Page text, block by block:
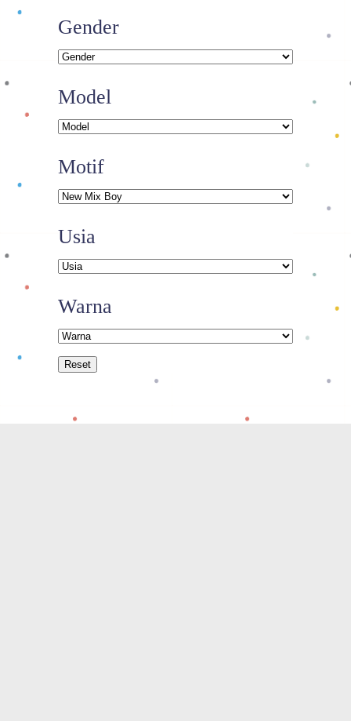
Gender
Model
Motif
Usia
Warna
Reset